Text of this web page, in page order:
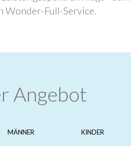
Wonder-Full-Service.
Angebot
MÄNNER KINDER